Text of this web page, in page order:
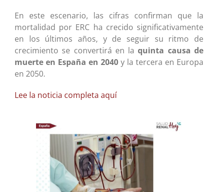
En este escenario, las cifras confirman que la
mortalidad por ERC ha crecido significativamente
en los últimos años, y de seguir su ritmo de
crecimiento se convertirá en laquinta causa de
muerte en España en 2040 y la tercera en Europa
en 2050.
Lee la noticia completa aquí